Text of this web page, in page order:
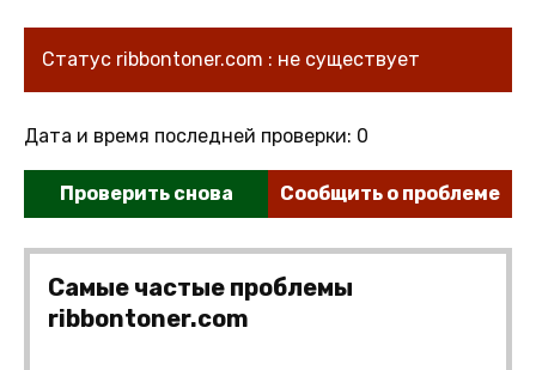
Статус ribbontoner.com : не существует
Дата и время последней проверки: 0
Проверить снова Сообщить о проблеме
Самые частые проблемы
ribbontoner.com